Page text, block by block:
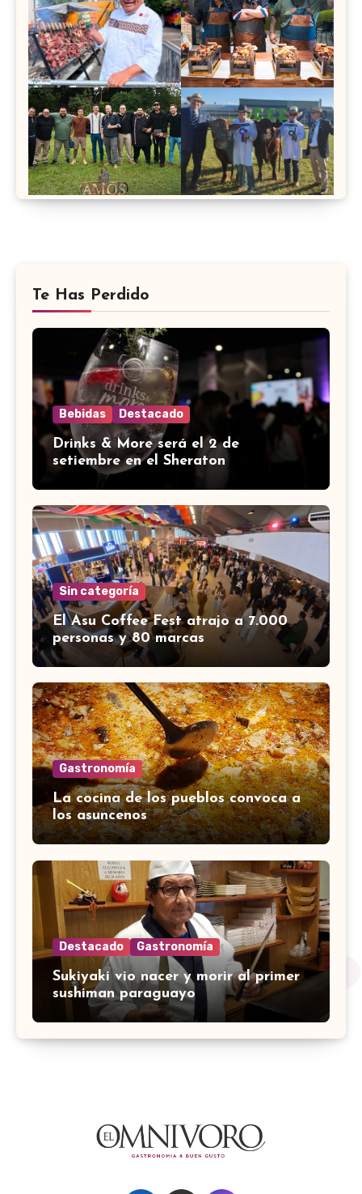
Te Has Perdido
Bebidas Destacado
Drinks & More será el 2 de
setiembre en el Sheraton
Sin categoría
El Asu Coffee Fest atrajo a 7.000
personas y 80 marcas
Gastronomía
La cocina de los pueblos convoca a
los asuncenos
Destacado Gastronomía
Sukiyaki vio nacer y morir al primer
sushiman paraguayo